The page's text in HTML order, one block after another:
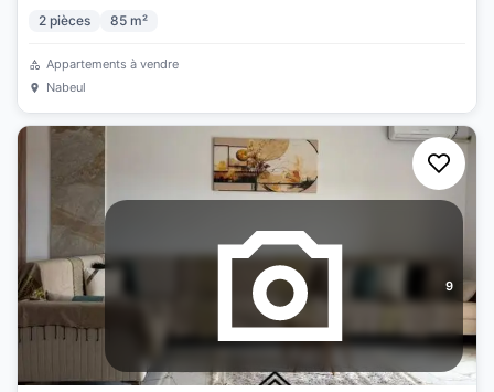
2 pièces 85 m²
Appartements à vendre
Nabeul
9